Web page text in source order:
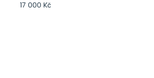
17 000 Kč